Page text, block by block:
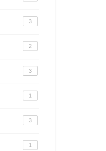
3
2
3
1
3
1